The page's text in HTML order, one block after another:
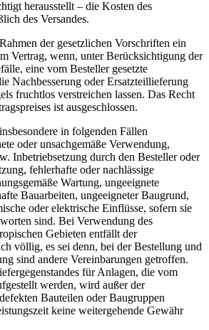
herausstellt – die Kosten des
des Versandes.
der gesetzlichen Vorschriften ein
Vertrag, wenn, unter Berücksichtigung der
eine vom Besteller gesetzte
Nachbesserung oder Ersatzteillieferung
fruchtlos verstreichen lassen. Das Recht
ist ausgeschlossen.
in folgenden Fällen
oder unsachgemäße Verwendung,
Inbetriebsetzung durch den Besteller oder
fehlerhafte oder nachlässige
Wartung, ungeeignete
Bauarbeiten, ungeeigneter Baugrund,
oder elektrische Einflüsse, sofern sie
sind. Bei Verwendung des
Gebieten entfällt der
völlig, es sei denn, bei der Bestellung und
sind andere Vereinbarungen getroffen.
für Anlagen, die vom
werden, wird außer der
Bauteilen oder Baugruppen
keine weitergehende Gewähr